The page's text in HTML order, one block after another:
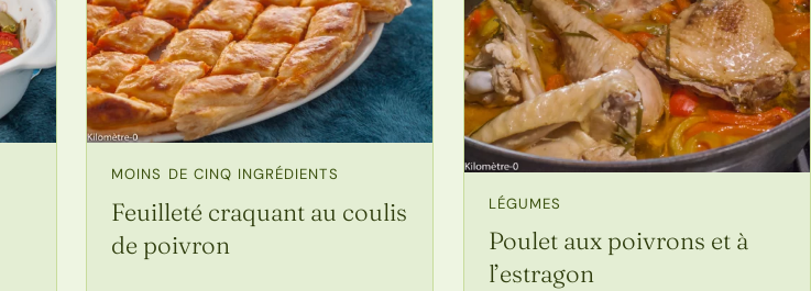
MOINS DE CINQ INGRÉDIENTS
Feuilleté craquant au coulis
de poivron
LÉGUMES
Poulet aux poivrons et à
l’estragon